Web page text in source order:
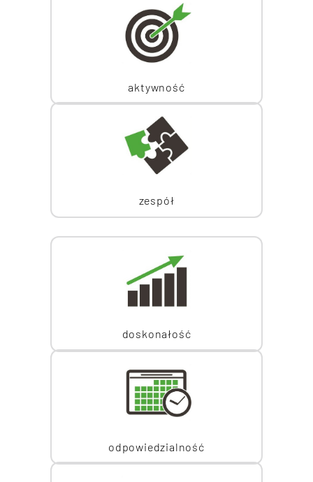
aktywność
zespół
doskonałość
odpowiedzialność